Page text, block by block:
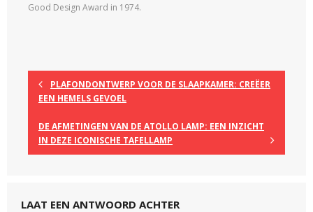
Good Design Award in 1974.
PLAFONDONTWERP VOOR DE SLAAPKAMER: CREËER
EEN HEMELS GEVOEL
DE AFMETINGEN VAN DE ATOLLO LAMP: EEN INZICHT
IN DEZE ICONISCHE TAFELLAMP
LAAT EEN ANTWOORD ACHTER